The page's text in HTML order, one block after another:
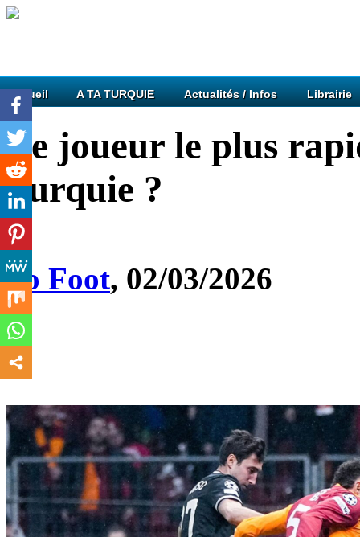
Accueil A TA TURQUIE Actualités / Infos Librairie
Le joueur le plus
Turquie ?
So Foot, 02/03/2026